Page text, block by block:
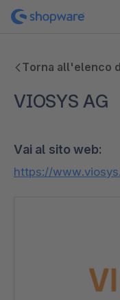
Torna all'elenco
VIOSYS AG
Vai al sito web:
https://